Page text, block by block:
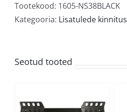
Tootekood: 1605-NS38BLACK
Kategooria: Lisatulede kinnitus
Seotud tooted